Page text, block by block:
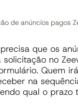
de anúncios pagos
que os
no
Quem
na
qual o prazo